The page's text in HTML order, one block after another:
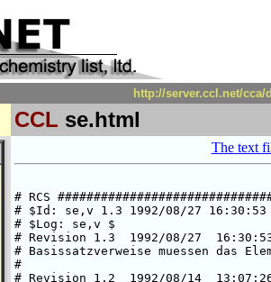
http://server.ccl.net/
CCL se.html
The text